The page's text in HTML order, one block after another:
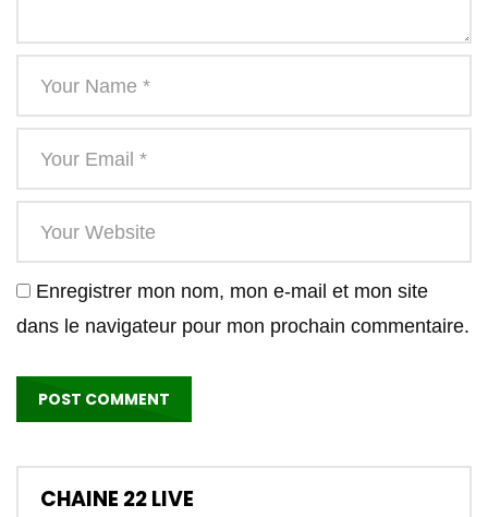
Enregistrer mon nom, mon e-mail et mon site
dans le navigateur pour mon prochain commentaire.
CHAINE 22 LIVE